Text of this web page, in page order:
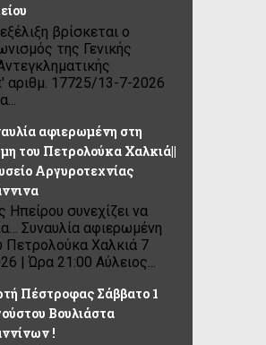
βρίσκεται ο
της Γενικής
αριθμ. 17725/13-7-2026
αφιερωμένη στη
του Πετρολούκα Χαλκιά||
Αργυροτεχνίας
Ηπείρου συνεχίζει να
Συναυλία αφιερωμένη
Πετρολούκα Χαλκιά 7
| Ώρα 21:00 Αύλειος...
Πέστροφας Σάββατο 1
Βουλιάστα
!